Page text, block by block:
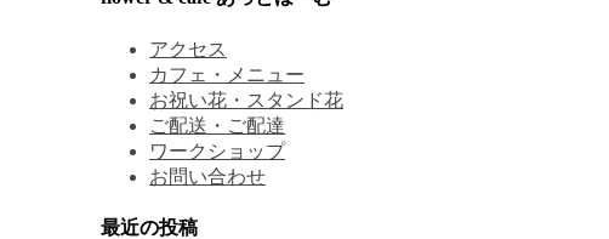
アクセス
カフェ・メニュー
お祝い花・スタンド花
ご配送・ご配達
ワークショップ
お問い合わせ
最近の投稿